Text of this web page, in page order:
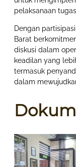
pelaksanaan
Dengan
Barat
diskusi dalam
keadilan yang
termasuk
dalam